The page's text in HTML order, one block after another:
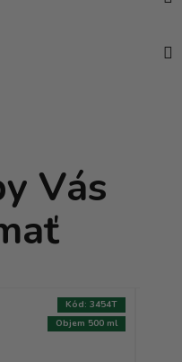
Vás
Objem 500 ml
Kód: 3454T